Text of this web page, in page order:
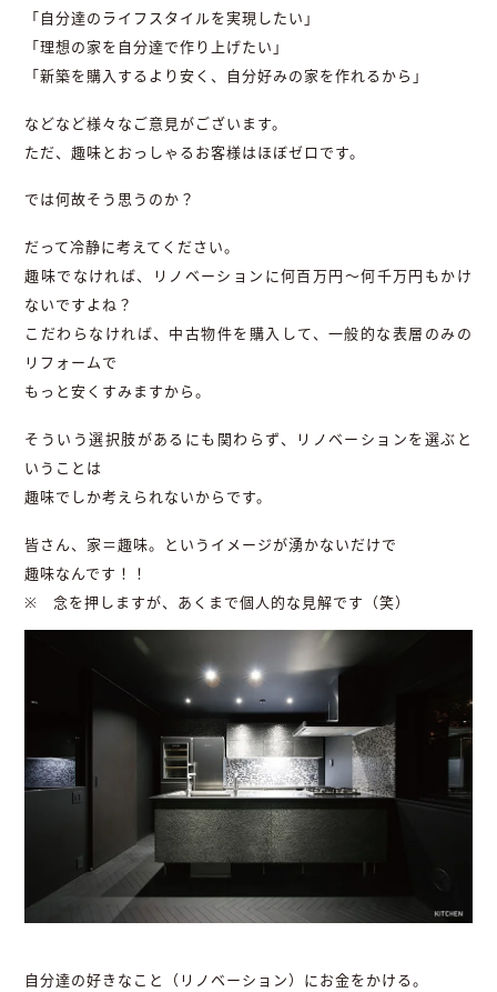
「自分達のライフスタイルを実現したい」
「理想の家を自分達で作り上げたい」
「新築を購入するより安く、自分好みの家を作れるから」
などなど様々なご意見がございます。
ただ、趣味とおっしゃるお客様はほぼゼロです。
では何故そう思うのか？
だって冷静に考えてください。
趣味でなければ、リノベーションに何百万円～何千万円もかけ
ないですよね？
こだわらなければ、中古物件を購入して、一般的な表層のみの
リフォームで
もっと安くすみますから。
そういう選択肢があるにも関わらず、リノベーションを選ぶと
いうことは
趣味でしか考えられないからです。
皆さん、家＝趣味。というイメージが湧かないだけで
趣味なんです！！
※ 念を押しますが、あくまで個人的な見解です（笑）
自分達の好きなこと（リノベーション）にお金をかける。